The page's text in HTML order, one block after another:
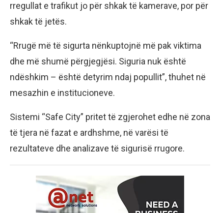
rregullat e trafikut jo për shkak të kamerave, por për
shkak të jetës.
“Rrugë më të sigurta nënkuptojnë më pak viktima
dhe më shumë përgjegjësi. Siguria nuk është
ndëshkim – është detyrim ndaj popullit”, thuhet në
mesazhin e institucioneve.
Sistemi “Safe City” pritet të zgjerohet edhe në zona
të tjera në fazat e ardhshme, në varësi të
rezultateve dhe analizave të sigurisë rrugore.